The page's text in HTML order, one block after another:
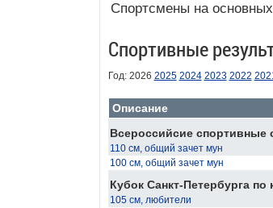
Спортсмены на
Спортивные
Год: 2026 2025 2024 2023 2022
Описание
Всероссийсие спортивные
110 см, общий зачет мун
100 см, общий зачет мун
Кубок Санкт-Петербурга по
105 см, любители